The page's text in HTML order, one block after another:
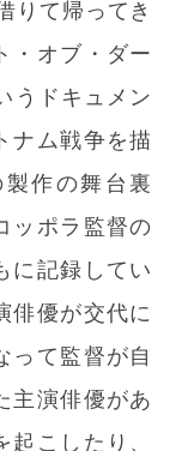
りて帰ってき
・オブ・ダー
うドキュメン
ナム戦争を描
作の舞台裏
ッポラ監督の
に記録してい
俳優が交代に
って監督が自
主演俳優があ
こしたり、